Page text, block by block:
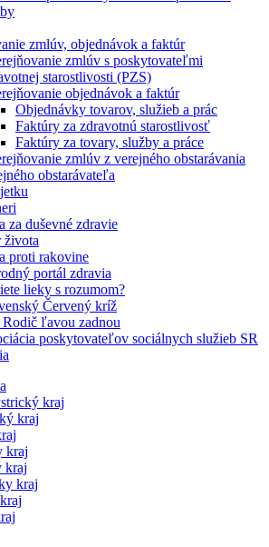
zmlúv, objednávok a faktúr
zmlúv s poskytovateľmi
starostlivosti (PZS)
objednávok a faktúr
Objednávky tovarov, služieb a prác
Faktúry za zdravotnú starostlivosť
Faktúry za tovary, služby a práce
zmlúv z verejného obstarávania
obstarávateľa
za duševné zdravie
života
proti rakovine
portál zdravia
lieky s rozumom?
Červený kríž
ľavou zadnou
poskytovateľov sociálnych služieb SR
kraj
kraj
kraj
kraj
kraj